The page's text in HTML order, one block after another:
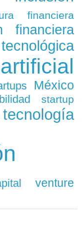
financiera
financiera
México
startup
tecnología
venture